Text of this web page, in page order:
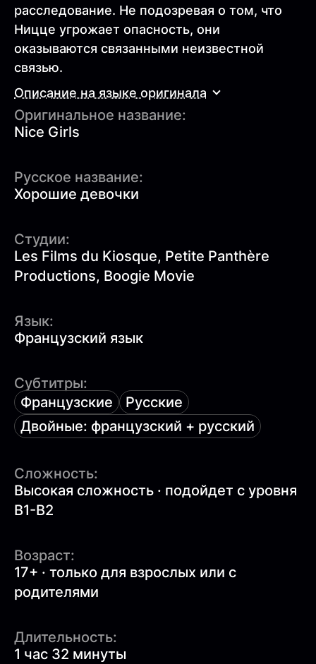
расследование. Не подозревая о том, что
Ницце угрожает опасность, они
оказываются связанными неизвестной
связью.
Описание на языке оригинала
Оригинальное название:
Nice Girls
Русское название:
Хорошие девочки
Студии:
Les Films du Kiosque, Petite Panthère
Productions, Boogie Movie
Язык:
Французский язык
Субтитры:
Французские
Русские
Двойные: французский + русский
Сложность:
Высокая сложность · подойдет с уровня
B1-B2
Возраст:
17+ · только для взрослых или с
родителями
Длительность:
1 час 32 минуты